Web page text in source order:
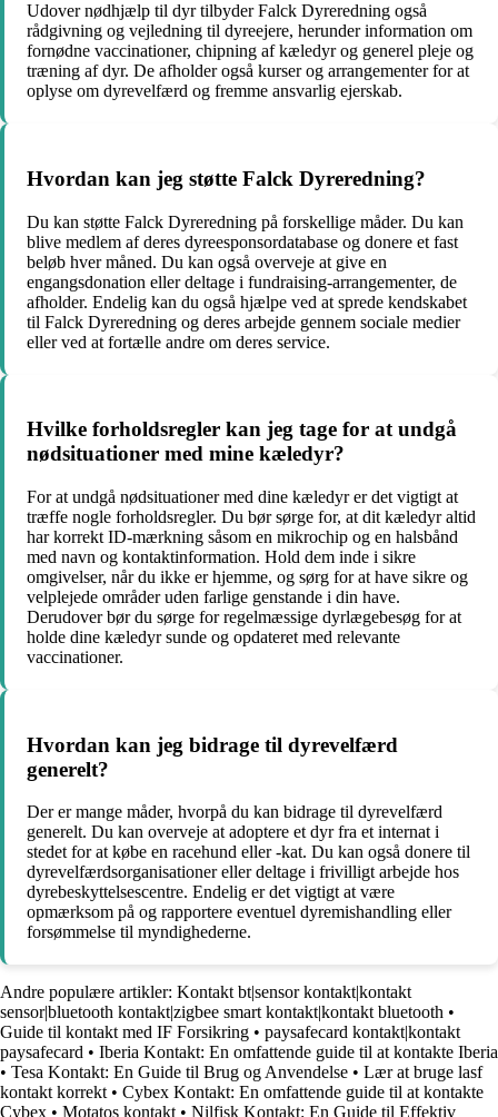
Udover nødhjælp til dyr tilbyder Falck Dyreredning også
rådgivning og vejledning til dyreejere, herunder information om
fornødne vaccinationer, chipning af kæledyr og generel pleje og
træning af dyr. De afholder også kurser og arrangementer for at
oplyse om dyrevelfærd og fremme ansvarlig ejerskab.
Hvordan kan jeg støtte Falck Dyreredning?
Du kan støtte Falck Dyreredning på forskellige måder. Du kan
blive medlem af deres dyreesponsordatabase og donere et fast
beløb hver måned. Du kan også overveje at give en
engangsdonation eller deltage i fundraising-arrangementer, de
afholder. Endelig kan du også hjælpe ved at sprede kendskabet
til Falck Dyreredning og deres arbejde gennem sociale medier
eller ved at fortælle andre om deres service.
Hvilke forholdsregler kan jeg tage for at undgå
nødsituationer med mine kæledyr?
For at undgå nødsituationer med dine kæledyr er det vigtigt at
træffe nogle forholdsregler. Du bør sørge for, at dit kæledyr altid
har korrekt ID-mærkning såsom en mikrochip og en halsbånd
med navn og kontaktinformation. Hold dem inde i sikre
omgivelser, når du ikke er hjemme, og sørg for at have sikre og
velplejede områder uden farlige genstande i din have.
Derudover bør du sørge for regelmæssige dyrlægebesøg for at
holde dine kæledyr sunde og opdateret med relevante
vaccinationer.
Hvordan kan jeg bidrage til dyrevelfærd
generelt?
Der er mange måder, hvorpå du kan bidrage til dyrevelfærd
generelt. Du kan overveje at adoptere et dyr fra et internat i
stedet for at købe en racehund eller -kat. Du kan også donere til
dyrevelfærdsorganisationer eller deltage i frivilligt arbejde hos
dyrebeskyttelsescentre. Endelig er det vigtigt at være
opmærksom på og rapportere eventuel dyremishandling eller
forsømmelse til myndighederne.
Andre populære artikler: Kontakt bt|sensor kontakt|kontakt
sensor|bluetooth kontakt|zigbee smart kontakt|kontakt bluetooth •
Guide til kontakt med IF Forsikring • paysafecard kontakt|kontakt
paysafecard • Iberia Kontakt: En omfattende guide til at kontakte Iberia
• Tesa Kontakt: En Guide til Brug og Anvendelse • Lær at bruge lasf
kontakt korrekt• Cybex Kontakt: En omfattende guide til at kontakte
Cybex • Motatos kontakt • Nilfisk Kontakt: En Guide til Effektiv